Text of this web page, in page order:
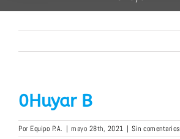
0Huyar B
Por Equipo P.A. | mayo 28th, 2021 | Sin comentarios